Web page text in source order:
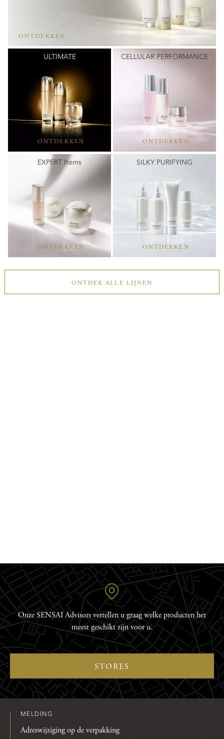
ONTDEKKEN
ULTIMATE
ONTDEKKEN
CELLULAR PERFORMANCE
ONTDEKKEN
EXPERT Items
ONTDEKKEN
SILKY PURIFYING
ONTDEKKEN
ONTDEK ALLE LIJNEN
Onze SENSAI Advisors vertellen u graag welke producten het
meest geschikt zijn voor u.
STORES
MELDING
Adreswijziging op de verpakking